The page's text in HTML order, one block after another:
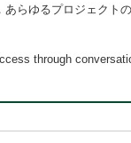
らゆるプロジェクト
through